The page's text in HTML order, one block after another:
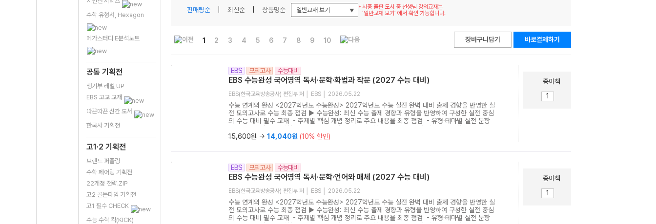
수학 유형서, Hexagon
메가스터디 E분석노트
공통 기획전
생기부 레벨 UP
EBS 고교 교재
따끈따끈 신간 도서
한국사 기획전
고1·2 기획전
브랜드 퍼즐링
수학 페어링 기획전
22개정 전략.ZIP
고2 골든타임 기획전
고1 필수 CHECK
수능 수학 킥(KICK)
판매량순 최신순 상품명순
시중 출판 도서 중 선생님 강의교재는
‘일반교재 보기’ 에서 확인 가능합니다.
보기
보기
1 2 3 4 5 6 7 8 9 10 장바구니담기 바로결제하기
EBS 모의고사 수능대비
EBS 수능완성 국어영역 독서·문학·화법과 작문 (2027 수능 대비)
EBS(한국교육방송공사) 편집부 저 │ EBS │ 2026.05.22
수능 연계의 완성 <2027학년도 수능완성> 2027학년도 수능 실전 완벽 대비 출제 경향을 반영한 실
전 모의고사로 수능 최종 점검 ▶ 수능완성: 최신 수능 출제 경향과 유형을 반영하여 구성한 실전 중심
의 수능 대비 필수 교재 - 주제별 핵심 개념 정리로 주요 내용을 최종 점검 - 유형·테마별 실전 문항
사용설명서: 문항에 담긴 출제 의도를 EBS가 직접 분석한 가장 정확한 해설서 - 시간이 부족한 수험
15,600원 → 14,040원 (10% 할인)
종이책
EBS 모의고사 수능대비
EBS 수능완성 국어영역 독서·문학·언어와 매체 (2027 수능 대비)
EBS(한국교육방송공사) 편집부 저 │ EBS │ 2026.05.22
수능 연계의 완성 <2027학년도 수능완성> 2027학년도 수능 실전 완벽 대비 출제 경향을 반영한 실
전 모의고사로 수능 최종 점검 ▶ 수능완성: 최신 수능 출제 경향과 유형을 반영하여 구성한 실전 중심
의 수능 대비 필수 교재 - 주제별 핵심 개념 정리로 주요 내용을 최종 점검 - 유형·테마별 실전 문항
종이책